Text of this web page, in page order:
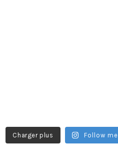
Charger plus Follow me